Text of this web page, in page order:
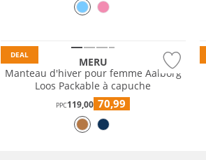
DEAL
MERU
Manteau d'hiver pour femme Aalborg
Loos Packable à capuche
PPC119,00 70,99